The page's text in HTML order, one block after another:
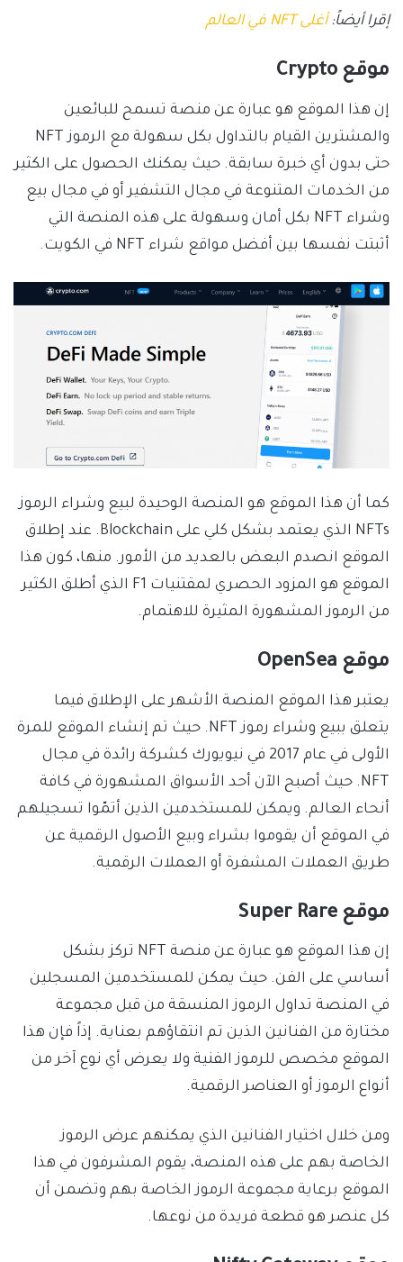
إقرا أيضاً:أغلى NFT في العالم
موقع Crypto
إن هذا الموقع هو عبارة عن منصة تسمح للبائعين
والمشترين القيام بالتداول بكل سهولة مع الرموز NFT
حتى بدون أي خبرة سابقة. حيث يمكنك الحصول على الكثير
من الخدمات المتنوعة في مجال التشفير أو في مجال بيع
وشراء NFT بكل أمان وسهولة على هذه المنصة التي
أثبتت نفسها بين أفضل مواقع شراء NFT في الكويت.
كما أن هذا الموقع هو المنصة الوحيدة لبيع وشراء الرموز
NFTs الذي يعتمد بشكل كلي على Blockchain. عند إطلاق
الموقع انصدم البعض بالعديد من الأمور. منها، كون هذا
الموقع هو المزود الحصري لمقتنيات F1 الذي أطلق الكثير
من الرموز المشهورة المثيرة للاهتمام.
موقع OpenSea
يعتبر هذا الموقع المنصة الأشهر على الإطلاق فيما
يتعلق ببيع وشراء رموز NFT. حيث تم إنشاء الموقع للمرة
الأولى في عام 2017 في نيويورك كشركة رائدة في مجال
NFT. حيث أصبح الآن أحد الأسواق المشهورة في كافة
أنحاء العالم. ويمكن للمستخدمين الذين أتمّوا تسجيلهم
في الموقع أن يقوموا بشراء وبيع الأصول الرقمية عن
طريق العملات المشفرة أو العملات الرقمية.
موقع Super Rare
إن هذا الموقع هو عبارة عن منصة NFT تركز بشكل
أساسي على الفن. حيث يمكن للمستخدمين المسجلين
في المنصة تداول الرموز المنسقة من قبل مجموعة
مختارة من الفنانين الذين تم انتقاؤهم بعناية. إذاً فإن هذا
الموقع مخصص للرموز الفنية ولا يعرض أي نوع آخر من
أنواع الرموز أو العناصر الرقمية.
ومن خلال اختيار الفنانين الذي يمكنهم عرض الرموز
الخاصة بهم على هذه المنصة، يقوم المشرفون في هذا
الموقع برعاية مجموعة الرموز الخاصة بهم وتضمن أن
كل عنصر هو قطعة فريدة من نوعها.